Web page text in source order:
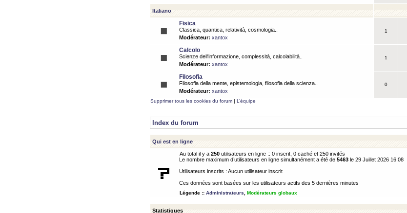
Italiano
Fisica
Classica, quantica, relatività, cosmologia..
Modérateur: xantox
1
Calcolo
Scienze dell'informazione, complessità, calcolabilità..
Modérateur: xantox
1
Filosofia
Filosofia della mente, epistemologia, filosofia della scienza..
Modérateur: xantox
0
Supprimer tous les cookies du forum | L’équipe
Index du forum
Qui est en ligne
Au total il y a 250 utilisateurs en ligne :: 0 inscrit, 0 caché et 250 invités
Le nombre maximum d’utilisateurs en ligne simultanément a été de 5463 le 29 Juillet 2026 16:08
Utilisateurs inscrits : Aucun utilisateur inscrit
Ces données sont basées sur les utilisateurs actifs des 5 dernières minutes
Légende :: Administrateurs Modérateurs globaux
Statistiques